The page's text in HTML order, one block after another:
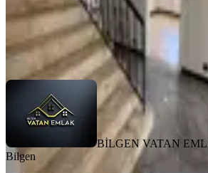
BİLGEN VATAN EMLAK
BİLGEN VATAN
Bilgen